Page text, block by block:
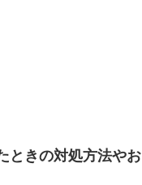
ときの対処方法やお